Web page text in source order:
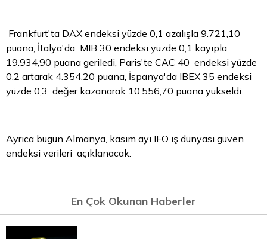
Frankfurt'ta DAX endeksi yüzde 0,1 azalışla 9.721,10
puana, İtalya'da MIB 30 endeksi yüzde 0,1 kayıpla
19.934,90 puana geriledi, Paris'te CAC 40 endeksi yüzde
0,2 artarak 4.354,20 puana, İspanya'da IBEX 35 endeksi
yüzde 0,3 değer kazanarak 10.556,70 puana yükseldi.
Ayrıca bugün Almanya, kasım ayı IFO iş dünyası güven
endeksi verileri açıklanacak.
En Çok Okunan Haberler